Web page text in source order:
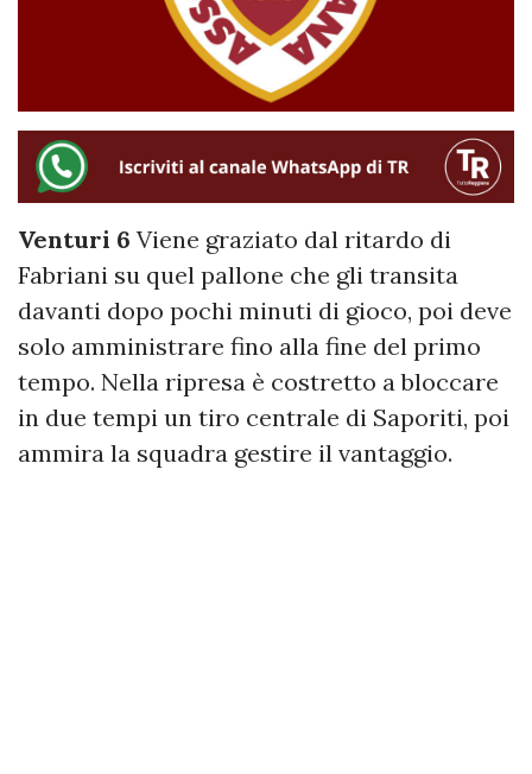
Venturi 6 Viene graziato dal ritardo di
Fabriani su quel pallone che gli transita
davanti dopo pochi minuti di gioco, poi deve
solo amministrare fino alla fine del primo
tempo. Nella ripresa è costretto a bloccare
in due tempi un tiro centrale di Saporiti, poi
ammira la squadra gestire il vantaggio.